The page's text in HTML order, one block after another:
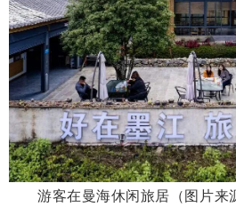
游客在曼海休闲旅居（图片来